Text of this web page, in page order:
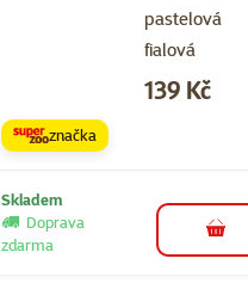
pastelová
fialová
Cena
139 Kč
značka
Skladem
Doprava
zdarma
do